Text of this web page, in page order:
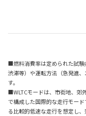
■燃料消費率は定められた試験
渋滞等）や運転方法（急発進
す。
■WLTCモードは、市街地、郊
で構成した国際的な走行モー
る比較的低速な走行を想定し